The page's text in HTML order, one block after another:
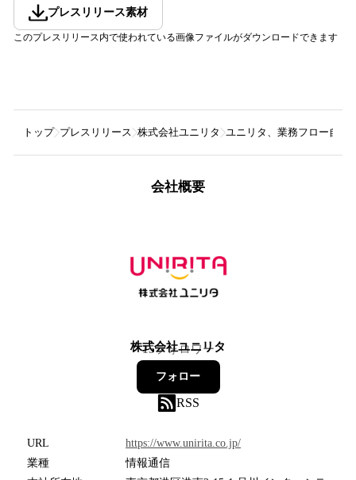
プレスリリース素材
このプレスリリース内で使われている画像ファイルがダウンロードできます
トップ プレスリリース 株式会社ユニリタ ユニリタ、業務フロー自動
会社概要
株式会社ユニリタ
15フォロワー
フォロー
RSS
URL
https://www.unirita.co.jp/
業種
情報通信